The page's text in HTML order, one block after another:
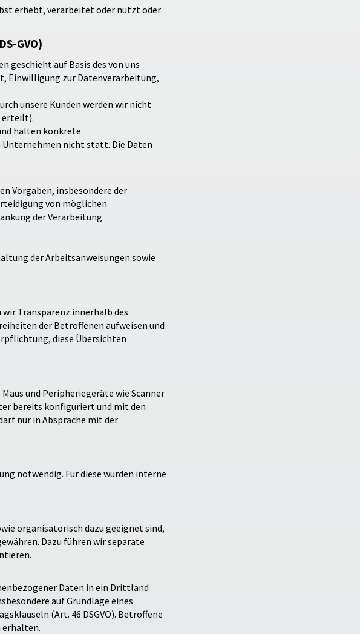
erhebt, verarbeitet oder nutzt oder
GVO)
geschieht auf Basis des von uns
Einwilligung zur Datenverarbeitung,
unsere Kunden werden wir nicht
erteilt).
halten konkrete
Unternehmen nicht statt. Die Daten
Vorgaben, insbesondere der
von möglichen
der Verarbeitung.
der Arbeitsanweisungen sowie
Transparenz innerhalb des
der Betroffenen aufweisen und
diese Übersichten
und Peripheriegeräte wie Scanner
bereits konfiguriert und mit den
nur in Absprache mit der
notwendig. Für diese wurden interne
organisatorisch dazu geeignet sind,
Dazu führen wir separate
Daten in ein Drittland
auf Grundlage eines
(Art. 46 DSGVO). Betroffene
erhalten.